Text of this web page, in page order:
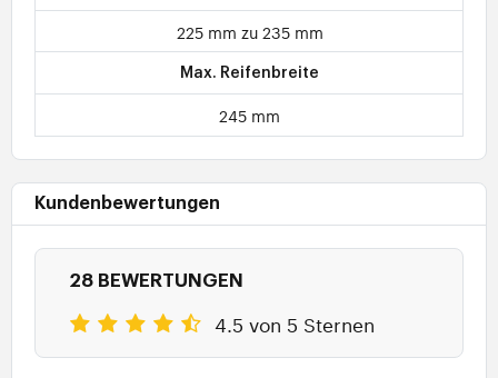
225 mm zu 235 mm
Max. Reifenbreite
245 mm
Kundenbewertungen
28 BEWERTUNGEN
4.5 von 5 Sternen